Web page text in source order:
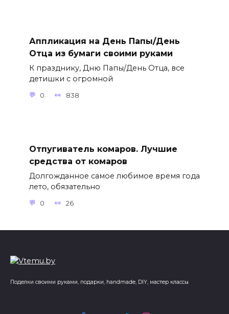
Аппликация на День Папы/День
Отца из бумаги своими руками
К празднику, Дню Папы/День Отца, все
детишки с огромной
0 838
Отпугиватель комаров. Лучшие
средства от комаров
Долгожданное самое любимое время года
лето, обязательно
0 26
Поделки своими руками, подарки, handmade, DIY, мастер классы